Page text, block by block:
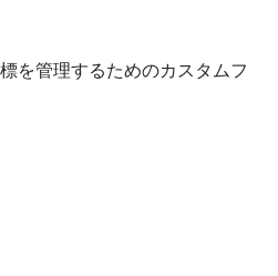
を管理するためのカスタムフ